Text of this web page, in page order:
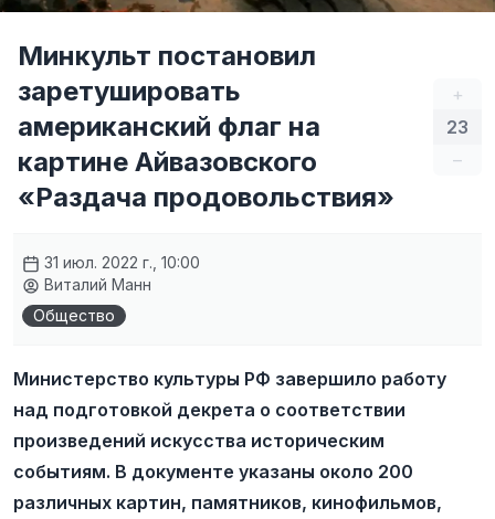
+
23
–
Минкульт постановил
заретушировать
американский флаг на
картине Айвазовского
«Раздача продовольствия»
31 июл. 2022 г., 10:00
Виталий Манн
Общество
Министерство культуры РФ завершило работу
над подготовкой декрета о соответствии
произведений искусства историческим
событиям. В документе указаны около 200
различных картин, памятников, кинофильмов,